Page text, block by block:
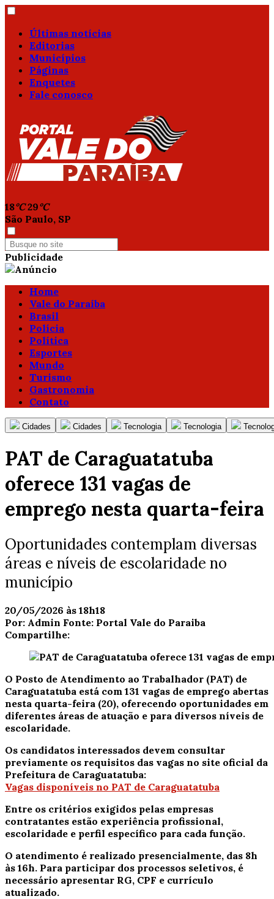
Últimas notícias
Editorias
Municípios
Páginas
Enquetes
Fale conosco
18°C 29°C
São Paulo, SP
Publicidade
Home
Vale do Paraíba
Brasil
Polícia
Política
Esportes
Mundo
Turismo
Gastronomia
Contato
Cidades Cidades Tecnologia Tecnologia
PAT de Caraguatatuba
oferece 131 vagas de
emprego nesta quarta-feira
Oportunidades contemplam diversas
áreas e níveis de escolaridade no
município
20/05/2026 às 18h18
Por: Admin Fonte: Portal Vale do Paraiba
Compartilhe:
O Posto de Atendimento ao Trabalhador (PAT) de
Caraguatatuba está com 131 vagas de emprego abertas
nesta quarta-feira (20), oferecendo oportunidades em
diferentes áreas de atuação e para diversos níveis de
escolaridade.
Os candidatos interessados devem consultar
previamente os requisitos das vagas no site oficial da
Prefeitura de Caraguatatuba:
Vagas disponíveis no PAT de Caraguatatuba
Entre os critérios exigidos pelas empresas
contratantes estão experiência profissional,
escolaridade e perfil específico para cada função.
O atendimento é realizado presencialmente, das 8h
às 16h. Para participar dos processos seletivos, é
necessário apresentar RG, CPF e currículo
atualizado.